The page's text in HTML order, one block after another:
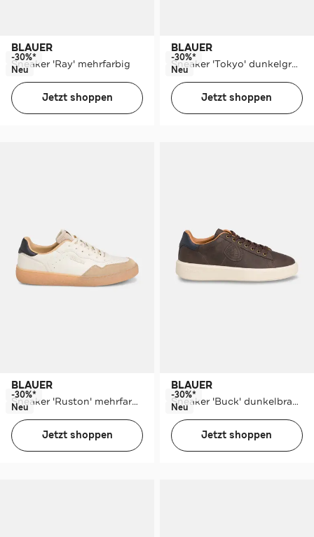
BLAUER
Sneaker 'Ray' mehrfarbig
-30%*
Neu
Jetzt shoppen
BLAUER
Sneaker 'Tokyo' dunkelgrün
-30%*
Neu
Jetzt shoppen
BLAUER
Sneaker 'Ruston' mehrfarbig
-30%*
Neu
Jetzt shoppen
BLAUER
Sneaker 'Buck' dunkelbraun
-30%*
Neu
Jetzt shoppen